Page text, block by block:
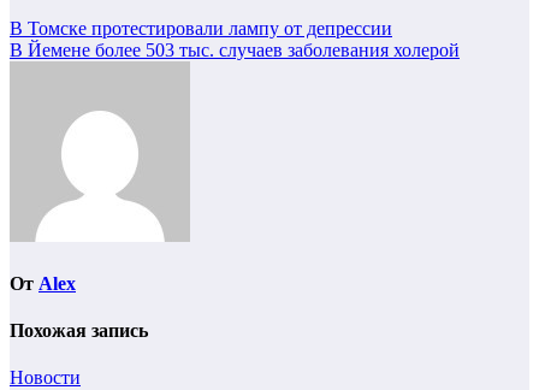
Навигация
по
В Томске протестировали лампу от депрессии
В Йемене более 503 тыс. случаев заболевания холерой
От Alex
Похожая запись
Новости